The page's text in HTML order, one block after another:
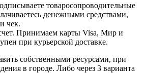
товаросопроводительные
денежными средствами,
чек.
Принимаем карты Visa, Мир и
при курьерской доставке.
собственными ресурсами, при
в городе. Либо через 3 варианта